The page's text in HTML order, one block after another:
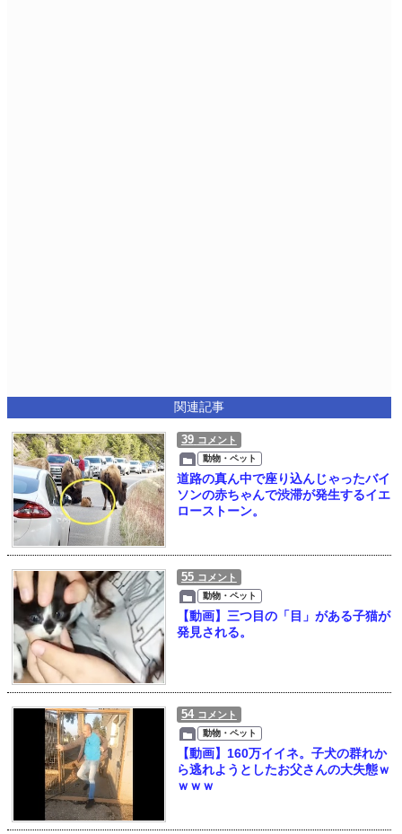
関連記事
39 コメント
動物・ペット
道路の真ん中で座り込んじゃったバイ
ソンの赤ちゃんで渋滞が発生するイエ
ローストーン。
55 コメント
動物・ペット
【動画】三つ目の「目」がある子猫が
発見される。
54 コメント
動物・ペット
【動画】160万イイネ。子犬の群れか
ら逃れようとしたお父さんの大失態ｗ
ｗｗｗ